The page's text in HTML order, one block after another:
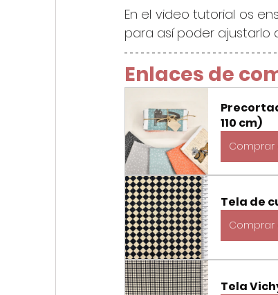
En el video tutorial os
para así poder ajustarlo
Enlaces de
110 cm)
Comprar
Tela de
Comprar
Tela